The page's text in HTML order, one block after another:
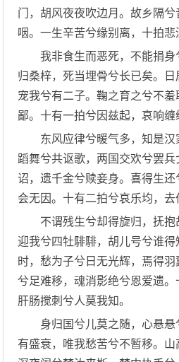
门，胡风夜夜吹边月。故乡隔
咽。一生辛苦兮缘别离，十拍悲
我非食生而恶死，不能捐身
归桑梓，死当埋骨兮长已矣。
宠我兮有二子。鞠之育之兮不
鄙。十有一拍兮因兹起，哀响缠
东风应律兮暖气多，知是汉
蹈舞兮共讴歌，两国交欢兮罢
诏，遗千金兮赎妾身。喜得生
会无因。十有二拍兮哀乐均，去
不谓残生兮却得旋归，抚抱
迎我兮四牡騑騑，胡儿号兮谁
时，愁为子兮日无光辉，焉得
兮足难移，魂消影绝兮恩爱遗。
肝肠搅刺兮人莫我知。
身归国兮儿莫之随，心悬悬
有盛衰，唯我愁苦兮不暂移。